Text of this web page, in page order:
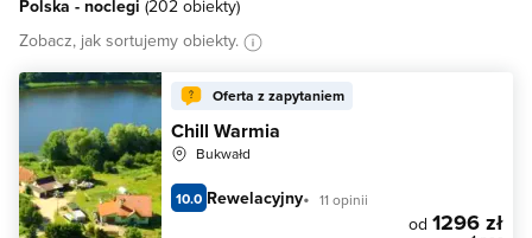
Polska - noclegi (202 obiekty)
Zobacz, jak sortujemy obiekty.
Oferta z zapytaniem
Chill Warmia
Bukwałd
10.0 Rewelacyjny 11 opinii
od 1296 zł